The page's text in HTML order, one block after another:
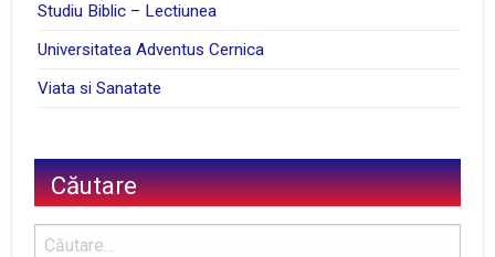
Studiu Biblic – Lectiunea
Universitatea Adventus Cernica
Viata si Sanatate
Căutare